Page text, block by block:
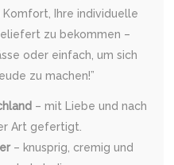
Ihre individuelle
zu bekommen –
oder einfach, um sich
zu machen!”
– mit Liebe und nach
Art gefertigt.
– knusprig, cremig und